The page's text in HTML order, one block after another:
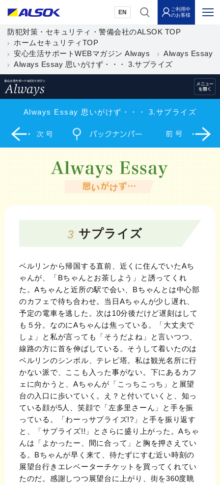
EN
ご利用中
のお客様
防犯対策・セキュリティ・警備会社のALSOK TOP
ホームセキュリティTOP
安心生活サポートWEBマガジン Always
Always Essay
Always Essay 思いがけず・・・ 3.サプライズ
Always Essay 思いがけず・・・ 3.サプライズ
3 サプライズ
ベルリンから帰国する直前、近くに住んでいたAち
ゃんが、「Bちゃんとお茶しよう」と誘ってくれ
た。Aちゃんと近所の駅で会い、Bちゃんとは中心部
のカフェで待ち合わせ。当日Aちゃんが少し遅れ、
予定の電車を逃した。次は10分後だけど遅刻はして
も５分。なのにAちゃんは焦っている。「大丈夫で
しょ」と私が言っても「そうだよね」と言いつつ、
線路の方に首を伸ばしている。そうして着いたのは
ベルリンのシンボル、テレビ塔。私は観光名所に行
かない派で、ここも入った事がない。下にあるカフ
ェに向かうと、Aちゃんが「こっちこっち」と展望
台の入口に歩いていく。え？と付いていくと、知っ
ている顔が5人、笑顔で「左多里さーん」と手を振
っている。「わーっサプライズ!?」と手を振り返す
と、「サプライズ!!」とさらに盛り上がった。Aちゃ
んは「よかったー、間に合って」と胸を押さえてい
る。Bちゃんが早く来て、待たずにすむ近い時刻の
展望台行きエレベーターチケットを買ってくれてい
たのだ。感謝しつつ展望台に上がり、街を360度眺